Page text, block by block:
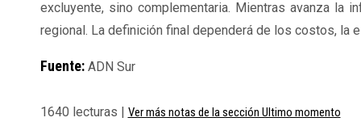
excluyente, sino complementaria. Mientras avanza la
regional. La definición final dependerá de los costos, la
Fuente:ADN Sur
1640 lecturas | Ver más notas de la sección Ultimo momento